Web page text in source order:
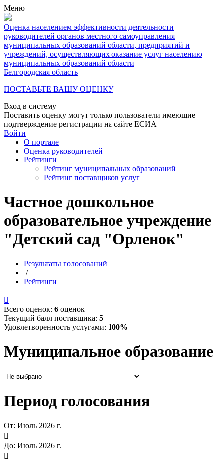
Меню
Оценка населением эффективности деятельности
руководителей органов местного самоуправления
муниципальных образований области, предприятий и
учреждений, осуществляющих оказание услуг населению
муниципальных образований области
Белгородская область
ПОСТАВЬТЕ ВАШУ ОЦЕНКУ
Вход в систему
Поставить оценку могут только пользователи имеющие
подтверждение регистрации на сайте ЕСИА
Войти
О портале
Оценка руководителей
Рейтинги
Рейтинг муниципальных образований
Рейтинг поставщиков услуг
Частное дошкольное
образовательное учреждение
"Детский сад "Орленок"
Результаты голосований
/
Рейтинги

Всего оценок: 6 оценок
Текущий балл поставщика: 5
Удовлетворенность услугами: 100%
Муниципальное образование
Период голосования
От: Июль 2026 г.

До: Июль 2026 г.
